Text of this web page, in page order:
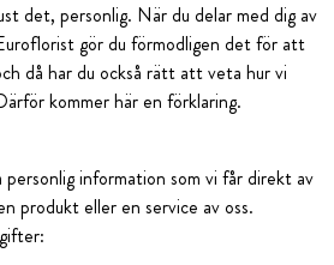
det, personlig. När du delar med dig av
gör du förmodligen det för att
då har du också rätt att veta hur vi
kommer här en förklaring.
information som vi får direkt av
produkt eller en service av oss.